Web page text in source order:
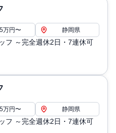
万円〜 静岡県
フ ～完全週休2日・7連休可
万円〜 静岡県
フ ～完全週休2日・7連休可